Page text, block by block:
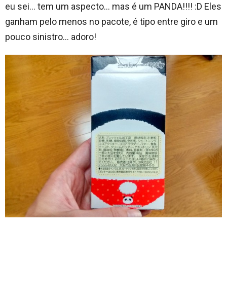
eu sei… tem um aspecto… mas é um PANDA!!!! :D Eles
ganham pelo menos no pacote, é tipo entre giro e um
pouco sinistro… adoro!